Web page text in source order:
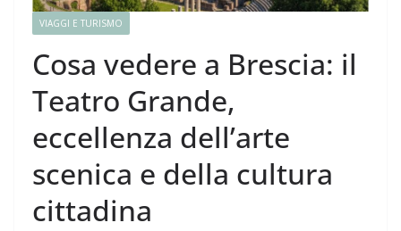
VIAGGI E TURISMO
Cosa vedere a Brescia: il
Teatro Grande,
eccellenza dell’arte
scenica e della cultura
cittadina